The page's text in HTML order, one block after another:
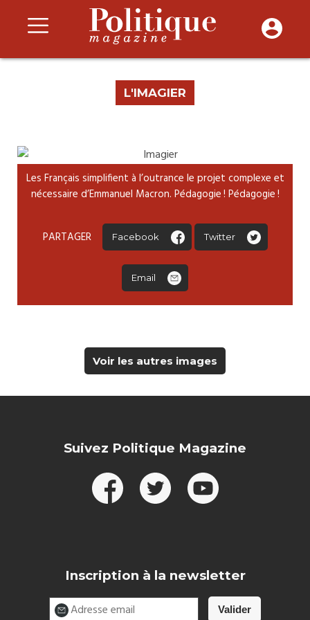
L'IMAGIER
Les Français simplifient à l’outrance le projet complexe et
nécessaire d’Emmanuel Macron. Pédagogie ! Pédagogie !
PARTAGER Facebook Twitter
Email
Voir les autres images
Suivez Politique Magazine
Inscription à la newsletter